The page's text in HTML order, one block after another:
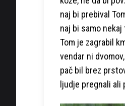
naj bi prebival
naj bi samo
Tom je zagrabil
vendar ni
pač bil brez
ljudje pregnali ali